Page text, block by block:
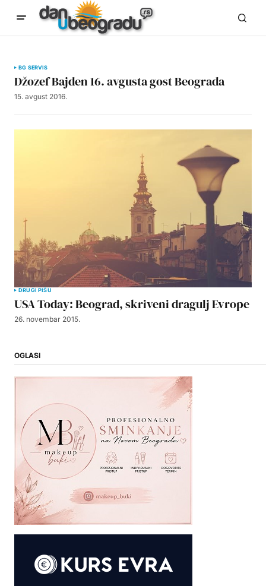
BG SERVIS
Džozef Bajden 16. avgusta gost Beograda
15. avgust 2016.
DRUGI PIŠU
USA Today: Beograd, skriveni dragulj Evrope
26. novembar 2015.
OGLASI